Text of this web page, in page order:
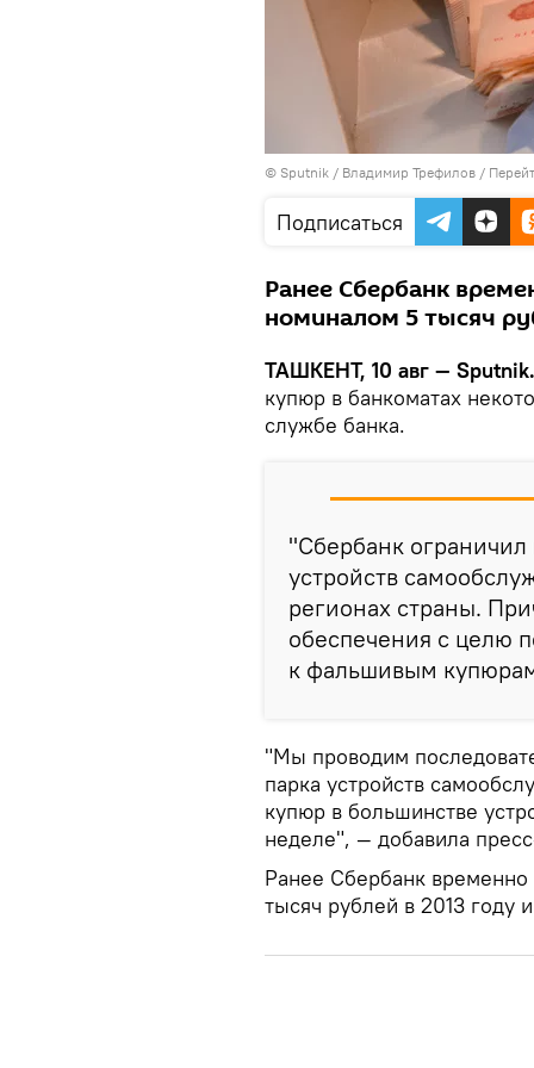
© Sputnik / Владимир Трефилов /
Подписаться
Ранее Сбербанк
номиналом 5 тысяч
ТАШКЕНТ, 10 авг — Sputnik.
купюр в банкоматах
службе банка.
"Сбербанк
устройств
регионах страны.
обеспечения с целю
к фальшивым
"Мы проводим
парка устройств
купюр в большинстве
неделе", — добавила
Ранее Сбербанк
тысяч рублей в 2013 году